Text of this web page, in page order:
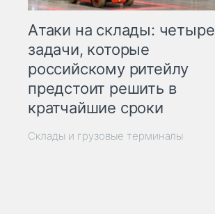
Атаки на склады: четыре
задачи, которые
российскому ритейлу
предстоит решить в
кратчайшие сроки
Склады и грузовые терминалы